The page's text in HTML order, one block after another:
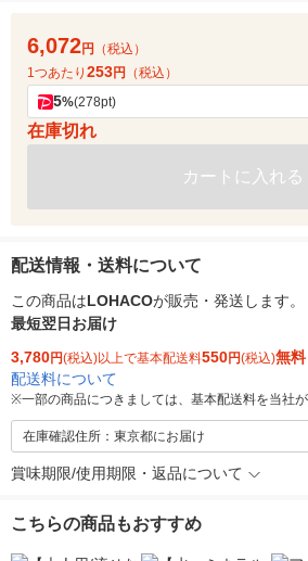
6,072円
（税込）
1つあたり 253円 （税込）
5%(278pt)
在庫切れ
カートに入れる
配送情報・送料について
この商品はLOHACOが販売・発送します。
最短翌日お届け
3,780円(税込)以上で基本配送料550円(税込)無料
配送料について
※一部の商品につきましては、基本配送料を当社が
在庫確認住所：東京都にお届け
賞味期限/使用期限・返品について
こちらの商品もおすすめ